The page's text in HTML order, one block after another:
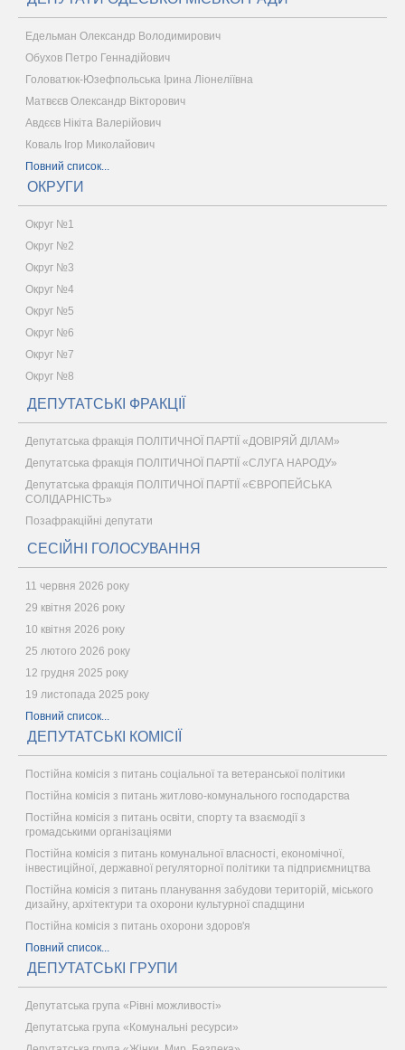
Едельман Олександр Володимирович
Обухов Петро Геннадійович
Головатюк-Юзефпольська Ірина Ліонеліївна
Матвєєв Олександр Вікторович
Авдєєв Нікіта Валерійович
Коваль Ігор Миколайович
Повний список...
ОКРУГИ
Округ №1
Округ №2
Округ №3
Округ №4
Округ №5
Округ №6
Округ №7
Округ №8
ДЕПУТАТСЬКІ ФРАКЦІЇ
Депутатська фракція ПОЛІТИЧНОЇ ПАРТІЇ «ДОВІРЯЙ ДІЛАМ»
Депутатська фракція ПОЛІТИЧНОЇ ПАРТІЇ «СЛУГА НАРОДУ»
Депутатська фракція ПОЛІТИЧНОЇ ПАРТІЇ «ЄВРОПЕЙСЬКА
СОЛІДАРНІСТЬ»
Позафракційні депутати
СЕСІЙНІ ГОЛОСУВАННЯ
11 червня 2026 року
29 квітня 2026 року
10 квітня 2026 року
25 лютого 2026 року
12 грудня 2025 року
19 листопада 2025 року
Повний список...
ДЕПУТАТСЬКІ КОМІСІЇ
Постійна комісія з питань соціальної та ветеранської політики
Постійна комісія з питань житлово-комунального господарства
Постійна комісія з питань освіти, спорту та взаємодії з
громадськими організаціями
Постійна комісія з питань комунальної власності, економічної,
інвестиційної, державної регуляторної політики та підприємництва
Постійна комісія з питань планування забудови територій, міського
дизайну, архітектури та охорони культурної спадщини
Постійна комісія з питань охорони здоров'я
Повний список...
ДЕПУТАТСЬКІ ГРУПИ
Депутатська група «Рівні можливості»
Депутатська група «Комунальні ресурси»